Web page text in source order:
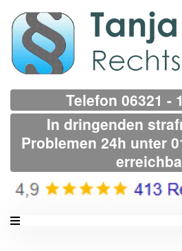
Telefon 06321 -
In dringenden
Problemen 24h unter